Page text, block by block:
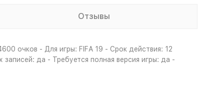
Отзывы
очков - Для игры: FIFA 19 - Срок действия: 12
да - Требуется полная версия игры: да -